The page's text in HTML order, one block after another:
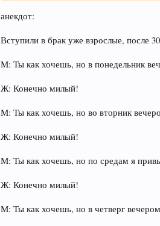
анекдот:
Вступили в брак уже взрослые, после
М: Ты как хочешь, но в понедельник
Ж: Конечно милый!
М: Ты как хочешь, но во вторник
Ж: Конечно милый!
М: Ты как хочешь, но по средам я
Ж: Конечно милый!
М: Ты как хочешь, но в четверг